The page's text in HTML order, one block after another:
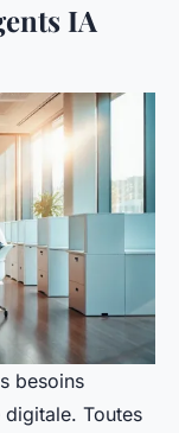
IA
besoins
Toutes